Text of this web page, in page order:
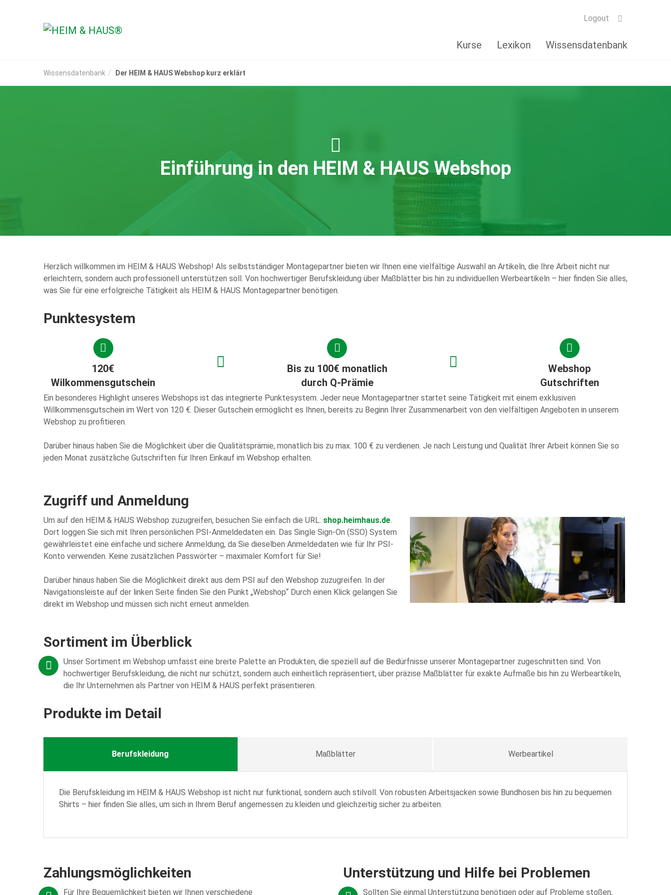
Logout
Kurse Lexikon Wissensdatenbank
Wissensdatenbank Der HEIM & HAUS Webshop kurz erklärt
Einführung in den HEIM & HAUS Webshop
Herzlich willkommen im HEIM & HAUS Webshop! Als selbstständiger Montagepartner bieten wir Ihnen eine vielfältige Auswahl an Artikeln, die Ihre Arbeit nicht nur
erleichtern, sondern auch professionell unterstützen soll. Von hochwertiger Berufskleidung über Maßblätter bis hin zu individuellen Werbeartikeln – hier finden Sie alles,
was Sie für eine erfolgreiche Tätigkeit als HEIM & HAUS Montagepartner benötigen.
Punktesystem
120€
Wilkommensgutschein
Bis zu 100€ monatlich
durch Q-Prämie
Webshop
Gutschriften
Ein besonderes Highlight unseres Webshops ist das integrierte Punktesystem. Jeder neue Montagepartner startet seine Tätigkeit mit einem exklusiven
Willkommensgutschein im Wert von 120 €. Dieser Gutschein ermöglicht es Ihnen, bereits zu Beginn Ihrer Zusammenarbeit von den vielfältigen Angeboten in unserem
Webshop zu profitieren.
Darüber hinaus haben Sie die Möglichkeit über die Qualitätsprämie, monatlich bis zu max. 100 € zu verdienen. Je nach Leistung und Qualität Ihrer Arbeit können Sie so
jeden Monat zusätzliche Gutschriften für Ihren Einkauf im Webshop erhalten.
Zugriff und Anmeldung
Um auf den HEIM & HAUS Webshop zuzugreifen, besuchen Sie einfach die URL: shop.heimhaus.de.
Dort loggen Sie sich mit Ihren persönlichen PSI-Anmeldedaten ein. Das Single Sign-On (SSO) System
gewährleistet eine einfache und sichere Anmeldung, da Sie dieselben Anmeldedaten wie für Ihr PSI-
Konto verwenden. Keine zusätzlichen Passwörter – maximaler Komfort für Sie!
Darüber hinaus haben Sie die Möglichkeit direkt aus dem PSI auf den Webshop zuzugreifen. In der
Navigationsleiste auf der linken Seite finden Sie den Punkt „Webshop“ Durch einen Klick gelangen Sie
direkt im Webshop und müssen sich nicht erneut anmelden.
Sortiment im Überblick
Unser Sortiment im Webshop umfasst eine breite Palette an Produkten, die speziell auf die Bedürfnisse unserer Montagepartner zugeschnitten sind. Von
hochwertiger Berufskleidung, die nicht nur schützt, sondern auch einheitlich repräsentiert, über präzise Maßblätter für exakte Aufmaße bis hin zu Werbeartikeln,
die Ihr Unternehmen als Partner von HEIM & HAUS perfekt präsentieren.
Produkte im Detail
Berufskleidung Maßblätter Werbeartikel
Die Berufskleidung im HEIM & HAUS Webshop ist nicht nur funktional, sondern auch stilvoll. Von robusten Arbeitsjacken sowie Bundhosen bis hin zu bequemen
Shirts – hier finden Sie alles, um sich in Ihrem Beruf angemessen zu kleiden und gleichzeitig sicher zu arbeiten.
Zahlungsmöglichkeiten
Für Ihre Bequemlichkeit bieten wir Ihnen verschiedene
Unterstützung und Hilfe bei Problemen
Sollten Sie einmal Unterstützung benötigen oder auf Probleme stoßen,